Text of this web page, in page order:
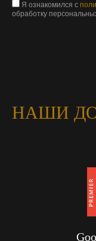
Я ознакомился с
обработку
НАШИ